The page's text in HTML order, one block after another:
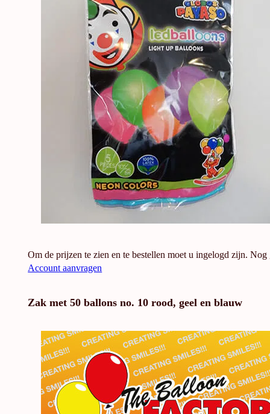
Om de prijzen te zien en te bestellen moet u ingelogd zijn. Nog
Account aanvragen
Zak met 50 ballons no. 10 rood, geel en blauw